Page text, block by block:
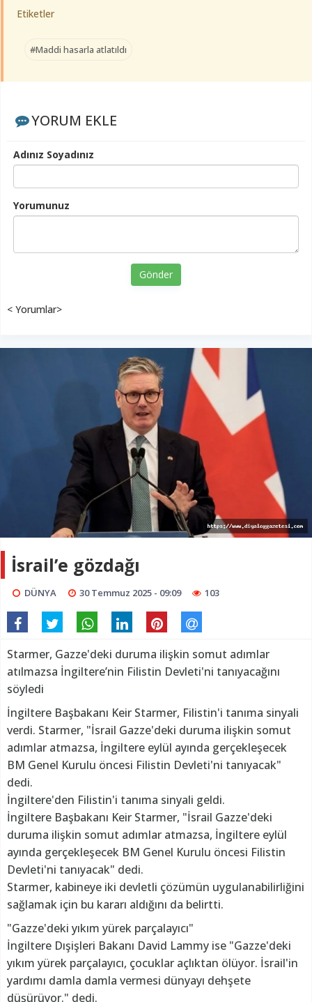
Etiketler
#Maddi hasarla atlatıldı
YORUM EKLE
Adınız Soyadınız
Yorumunuz
Gönder
< Yorumlar>
İsrail’e gözdağı
DÜNYA 30 Temmuz 2025 - 09:09 103
Starmer, Gazze'deki duruma ilişkin somut adımlar
atılmazsa İngiltere’nin Filistin Devleti'ni tanıyacağını
söyledi
İngiltere Başbakanı Keir Starmer, Filistin'i tanıma sinyali
verdi. Starmer, "İsrail Gazze'deki duruma ilişkin somut
adımlar atmazsa, İngiltere eylül ayında gerçekleşecek
BM Genel Kurulu öncesi Filistin Devleti'ni tanıyacak"
dedi.
İngiltere'den Filistin'i tanıma sinyali geldi.
İngiltere Başbakanı Keir Starmer, "İsrail Gazze'deki
duruma ilişkin somut adımlar atmazsa, İngiltere eylül
ayında gerçekleşecek BM Genel Kurulu öncesi Filistin
Devleti'ni tanıyacak" dedi.
Starmer, kabineye iki devletli çözümün uygulanabilirliğini
sağlamak için bu kararı aldığını da belirtti.
"Gazze'deki yıkım yürek parçalayıcı"
İngiltere Dışişleri Bakanı David Lammy ise "Gazze'deki
yıkım yürek parçalayıcı, çocuklar açlıktan ölüyor. İsrail'in
yardımı damla damla vermesi dünyayı dehşete
düşürüyor." dedi.